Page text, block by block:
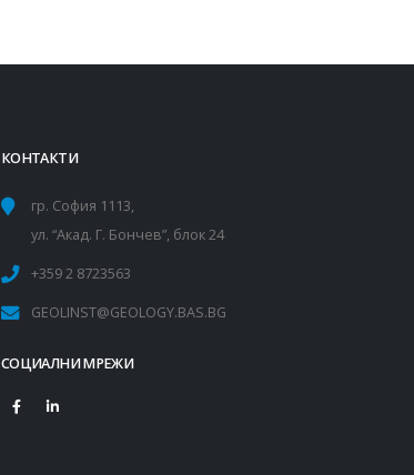
КОНТАКТИ
гр. София 1113,
ул. “Акад. Г. Бончев”, блок 24
+359 2 8723563
GEOLINST@GEOLOGY.BAS.BG
СОЦИАЛНИ МРЕЖИ